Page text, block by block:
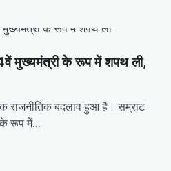
मुख्यमंत्री के रूप में शपथ ली,
राजनीतिक बदलाव हुआ है। सम्राट
के रूप में…